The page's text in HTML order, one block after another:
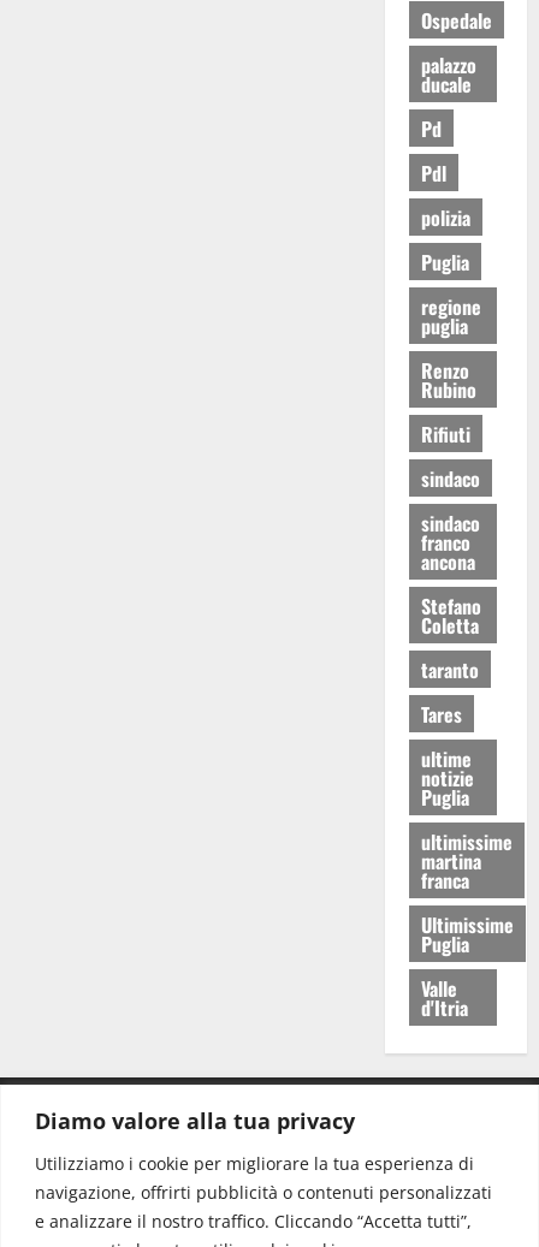
Diamo valore alla tua privacy
Utilizziamo i cookie per migliorare la tua esperienza di
navigazione, offrirti pubblicità o contenuti personalizzati
e analizzare il nostro traffico. Cliccando “Accetta tutti”,
Ospedale
palazzo
ducale
Pd
Pdl
polizia
Puglia
regione
puglia
Renzo
Rubino
Rifiuti
sindaco
sindaco
franco
ancona
Stefano
Coletta
taranto
Tares
ultime
notizie
Puglia
ultimissime
martina
franca
Ultimissime
Puglia
Valle
d'Itria
Redazione: redazione@www.martinasera.it
Direttore:direttore@www.martinasera.it